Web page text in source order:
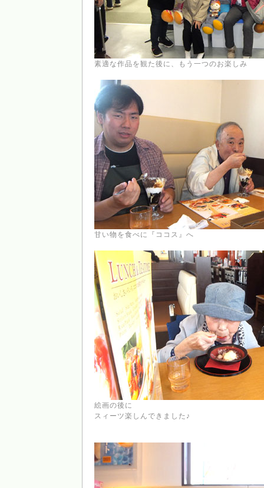
素適な作品を観た後に、もう一つのお楽しみ
甘い物を食べに『ココス』へ
絵画の後に
スィーツ楽しんできました♪